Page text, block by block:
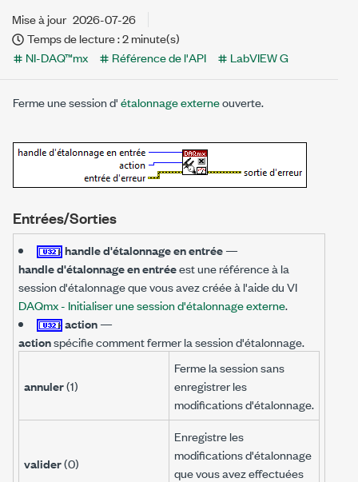
Mise à jour 2026-07-26
Temps de lecture : 2 minute(s)
NI-DAQ™mx
Référence de l'API LabVIEW G
Ferme une session d'étalonnage externeouverte.
Entrées/Sorties
handle d'étalonnage en entrée—
handle d'étalonnage en entréeest une référence à la
session d'étalonnage que vous avez créée à l'aide du VI
DAQmx - Initialiser une session d'étalonnage externe.
action—
actionspécifie comment fermer la session d'étalonnage.
annuler(1)
Ferme la session sans
enregistrer les
modifications d'étalonnage.
valider(0)
Enregistre les
modifications d'étalonnage
que vous avez effectuées